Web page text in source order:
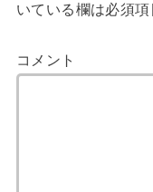
いている欄は必須項
コメント